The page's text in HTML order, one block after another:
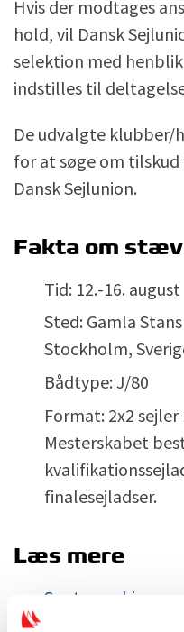
Hvis der modtages
hold, vil Dansk
selektion med
indstilles til
De udvalgte klubber/
for at søge om
Dansk Sejlunion.
Fakta om
Tid: 12.-16. august
Sted: Gamla
Stockholm,
Bådtype: J/80
Format: 2x2
Mesterskabet
finalesejladser.
Læs mere
Se